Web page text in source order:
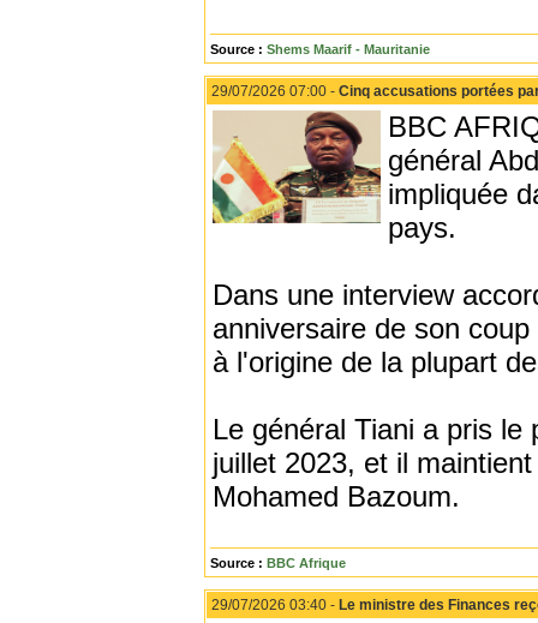
Source : Shems Maarif - Mauritanie
29/07/2026 07:00 - Cinq accusations portées
BBC
général
impliquée
pays.
Dans une interview
anniversaire de son
à l'origine de la plupart
Le général Tiani a pris
juillet 2023, et il
Mohamed Bazoum.
Source : BBC Afrique
29/07/2026 03:40 - Le ministre des Finances